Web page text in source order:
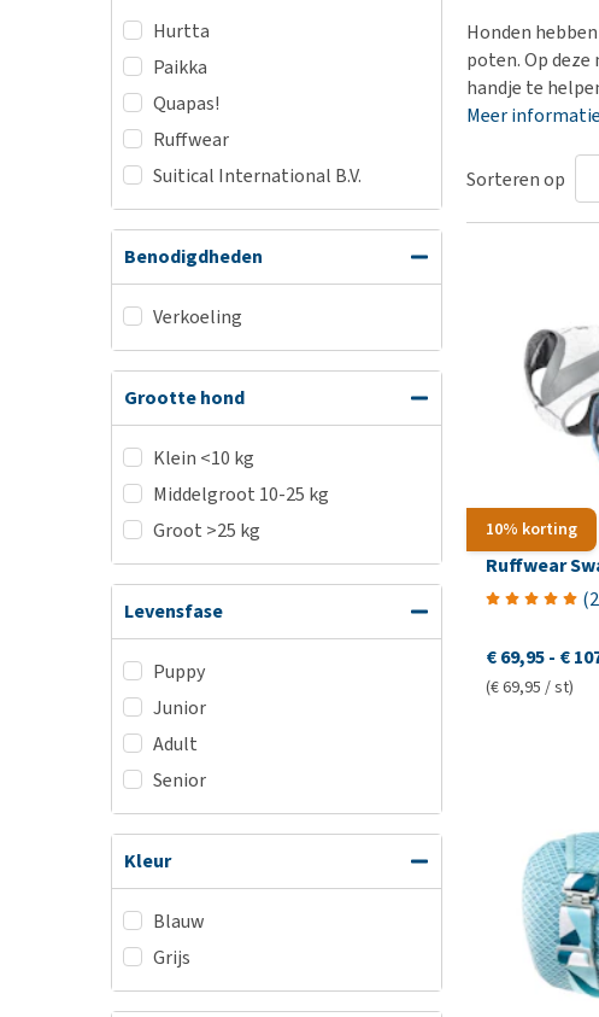
Biologisch hondenvoer
Vegan hondenvoer
Bekijk alles
Puppy apotheek
Vuurwerkangst
Bekijk alles
Hurtta
Paikka
Quapas!
Ruffwear
Suitical International B.V.
Benodigdheden
Verkoeling
Grootte hond
Klein <10 kg
Middelgroot 10-25 kg
Groot >25 kg
Levensfase
Puppy
Junior
Adult
Senior
Kleur
Blauw
Grijs
Honden
poten. Op
handje te
Meer informatie
Sorteren op
10% korting
Ruffwear
(
€ 69,95- €
(€ 69,95 / st)